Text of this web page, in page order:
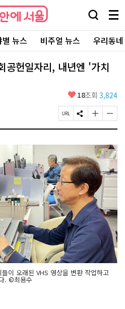
검
창
열
기
메
뉴
전
체
보
별 뉴스 비주얼 뉴스 우리동
공헌일자리, 내년엔 '가치
좋
요
18조회 3,824
페
이
U
L
복
사
S
N
공
하
기
글
자
기
크
게
변
경
하
기
글
자
기
작
게
변
경
하
기
이 오래된 VHS 영상을 변환 작업하고
. ©최용수